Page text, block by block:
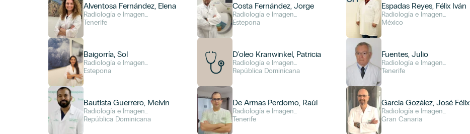
Alventosa Fernández, Elena
Radiología e Imagen
Diagnóstica
Tenerife
Baigorría, Sol
Radiología e Imagen
Diagnóstica
Estepona
Bautista Guerrero, Melvin
Radiología e Imagen
Diagnóstica
República Dominicana
Costa Fernández, Jorge
Radiología e Imagen
Diagnóstica
Estepona
D'oleo Kranwinkel, Patricia
Radiología e Imagen
Diagnóstica
República Dominicana
De Armas Perdomo, Raúl
Radiología e Imagen
Diagnóstica
Tenerife
Espadas Reyes, Félix Iván
Radiología e Imagen
Diagnóstica
México
Fuentes, Julio
Radiología e Imagen
Diagnóstica
Tenerife
García Gozález, José Félix
Radiología e Imagen
Diagnóstica
Gran Canaria